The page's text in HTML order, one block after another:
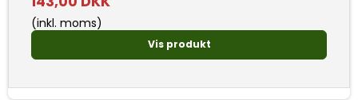
(inkl. moms)
Vis produkt